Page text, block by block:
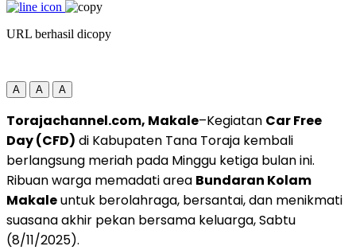
URL berhasil dicopy
A A A
Torajachannel.com, Makale–Kegiatan Car Free
Day (CFD) di Kabupaten Tana Toraja kembali
berlangsung meriah pada Minggu ketiga bulan ini.
Ribuan warga memadati area Bundaran Kolam
Makaleuntuk berolahraga, bersantai, dan menikmati
suasana akhir pekan bersama keluarga, Sabtu
(8/11/2025).